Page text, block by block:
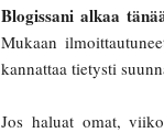
Blogissani alkaa
Mukaan
kannattaa tietysti
Jos haluat omat,